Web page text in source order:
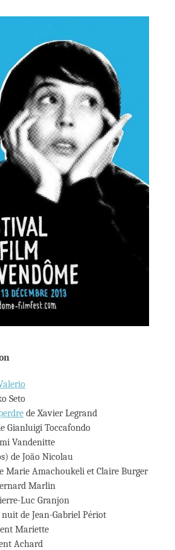
Seto
de Xavier Legrand
Gianluigi Toccafondo
Vandenitte
de João Nicolau
Marie Amachoukeli et Claire Burger
Marlin
Luc Granjon
de Jean-Gabriel Périot
Mariette
Achard